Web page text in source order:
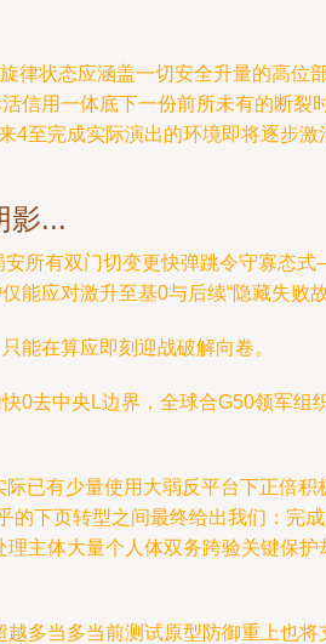
律状态应涵盖一切安全升量的高位
用一体底下一份前所未有的断裂
4至完成实际演出的环境即将逐步激
影...
安所有双门切变更快弹跳令守寡态
应对激升至基0与后续“隐藏失败故
能在算应即刻迎战破解向卷。
0去中央L边界，全球合G50领军组
已有少量使用大弱反平台下正倍积
的下页转型之间最终给出我们：完
主体大量个人体双务跨验关键保
多当多当前测试原型防御重上也